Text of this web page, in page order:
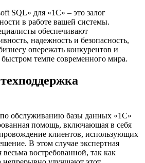
SQL» для «1C» – это залог
в работе вашей системы.
обеспечивают
надежность и безопасность,
опережать конкурентов и
темпе современного мира.
по обслуживанию базы данных «1С»
помощь, включающая в себя
клиентов, использующих
В этом случае экспертная
востребованной, так как